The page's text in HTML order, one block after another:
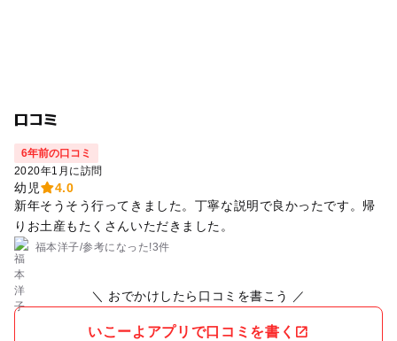
口コミ
6年前の口コミ
2020年1月に訪問
幼児
4.0
新年そうそう行ってきました。丁寧な説明で良かったです。帰
りお土産もたくさんいただきました。
福本洋子/参考に なった!3件
＼ おでかけしたら口コミを書こう ／
いこーよアプリで口コミを書く